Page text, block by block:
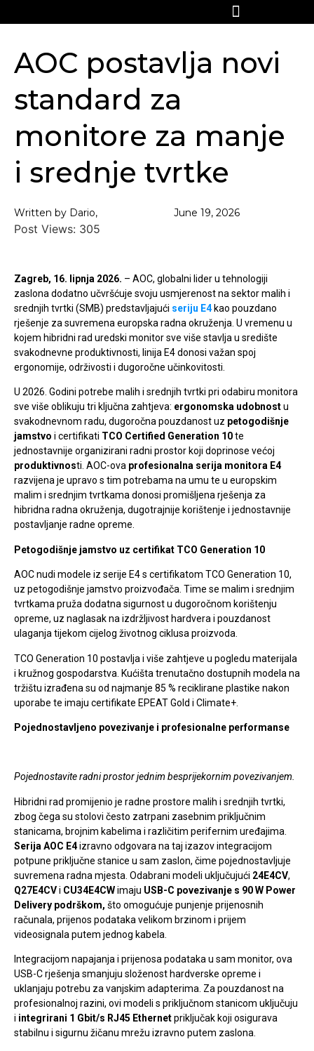
AOC postavlja novi
standard za
monitore za manje
i srednje tvrtke
Written by Dario, June 19, 2026
Post Views: 305
Zagreb, 16. lipnja 2026. – AOC, globalni lider u tehnologiji
zaslona dodatno učvršćuje svoju usmjerenost na sektor malih i
srednjih tvrtki (SMB) predstavljajući seriju E4 kao pouzdano
rješenje za suvremena europska radna okruženja. U vremenu u
kojem hibridni rad uredski monitor sve više stavlja u središte
svakodnevne produktivnosti, linija E4 donosi važan spoj
ergonomije, održivosti i dugoročne učinkovitosti.
U 2026. Godini potrebe malih i srednjih tvrtki pri odabiru monitora
sve više oblikuju tri ključna zahtjeva: ergonomska udobnostu
svakodnevnom radu, dugoročna pouzdanost uz petogodišnje
jamstvo i certifikati TCO Certified Generation 10te
jednostavnije organizirani radni prostor koji doprinose većoj
produktivnosti. AOC-ova profesionalna serija monitora E4
razvijena je upravo s tim potrebama na umu te u europskim
malim i srednjim tvrtkama donosi promišljena rješenja za
hibridna radna okruženja, dugotrajnije korištenje i jednostavnije
postavljanje radne opreme.
Petogodišnje jamstvo uz certifikat TCO Generation 10
AOC nudi modele iz serije E4 s certifikatom TCO Generation 10,
uz petogodišnje jamstvo proizvođača. Time se malim i srednjim
tvrtkama pruža dodatna sigurnost u dugoročnom korištenju
opreme, uz naglasak na izdržljivost hardvera i pouzdanost
ulaganja tijekom cijelog životnog ciklusa proizvoda.
TCO Generation 10 postavlja i više zahtjeve u pogledu materijala
i kružnog gospodarstva. Kućišta trenutačno dostupnih modela na
tržištu izrađena su od najmanje 85 % reciklirane plastike nakon
uporabe te imaju certifikate EPEAT Gold i Climate+.
Pojednostavljeno povezivanje i profesionalne performanse
Pojednostavite radni prostor jednim besprijekornim povezivanjem.
Hibridni rad promijenio je radne prostore malih i srednjih tvrtki,
zbog čega su stolovi često zatrpani zasebnim priključnim
stanicama, brojnim kabelima i različitim perifernim uređajima.
Serija AOC E4izravno odgovara na taj izazov integracijom
potpune priključne stanice u sam zaslon, čime pojednostavljuje
suvremena radna mjesta. Odabrani modeli uključujući 24E4CV,
Q27E4CVi CU34E4CWimaju USB-C povezivanje s 90 W Power
Delivery podrškom, što omogućuje punjenje prijenosnih
računala, prijenos podataka velikom brzinom i prijem
videosignala putem jednog kabela.
Integracijom napajanja i prijenosa podataka u sam monitor, ova
USB-C rješenja smanjuju složenost hardverske opreme i
uklanjaju potrebu za vanjskim adapterima. Za pouzdanost na
profesionalnoj razini, ovi modeli s priključnom stanicom uključuju
i integrirani 1 Gbit/s RJ45 Ethernetpriključak koji osigurava
stabilnu i sigurnu žičanu mrežu izravno putem zaslona.